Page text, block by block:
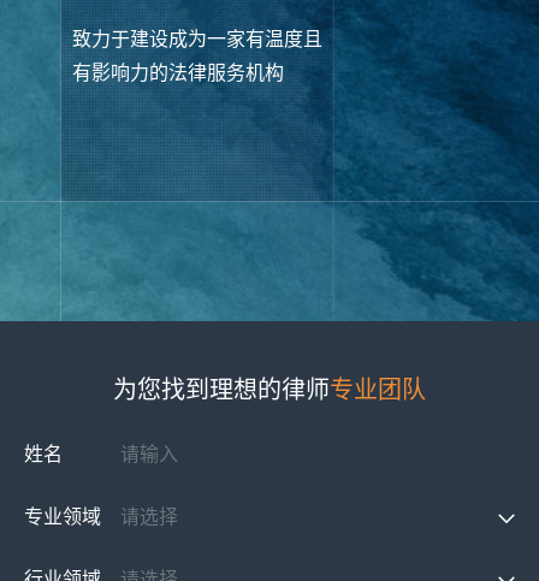
致力于建设成为一家有温度且
有影响力的法律服务机构
为您找到理想的律师专业团队
姓名
专业领域